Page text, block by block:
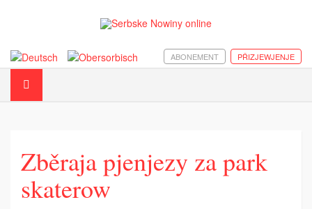
PŘIZJEWJENJE
ABONEMENT
Zběraja pjenjezy za park
skaterow